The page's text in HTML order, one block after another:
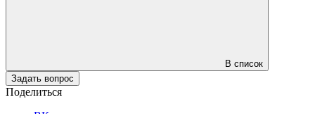
В список
Задать вопрос
Поделиться